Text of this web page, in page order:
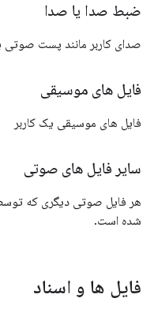
ضبط صدا یا صدا
صدای کاربر مانند پست
فایل های موسیقی
فایل های موسیقی یک کاربر
سایر فایل های صوتی
هر فایل صوتی دیگری که توسط
شده است.
فایل ها و اسناد